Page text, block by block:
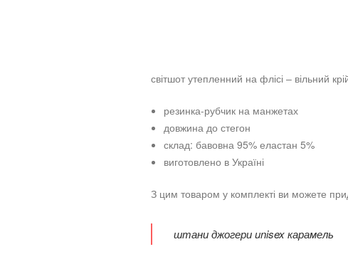
світшот утепленний на флісі – вільний
резинка-рубчик на манжетах
довжина до стегон
склад: бавовна 95% еластан 5%
виготовлено в Україні
З цим товаром у комплекті ви можете
штани джогери unisex карамель